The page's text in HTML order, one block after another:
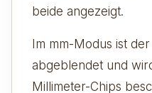
beide angezeigt.
Im mm-Modus ist
abgeblendet und
Millimeter-Chips